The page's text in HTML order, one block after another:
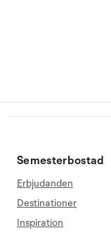
Semesterbostad
Erbjudanden
Destinationer
Inspiration